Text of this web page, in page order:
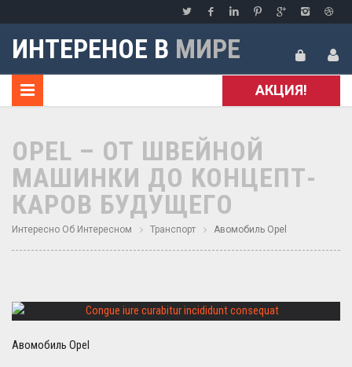
ИНТЕРЕНОЕ В МИРЕ
АКЦИЯ!
OPEL – ОТ ШВЕЙНОЙ
МАШИНКИ ДО КОНЦЕПТ-
КАРОВ БУДУЩЕГО
Интересно Об Интересном Транспорт Авомобиль Opel
Авомобиль Opel